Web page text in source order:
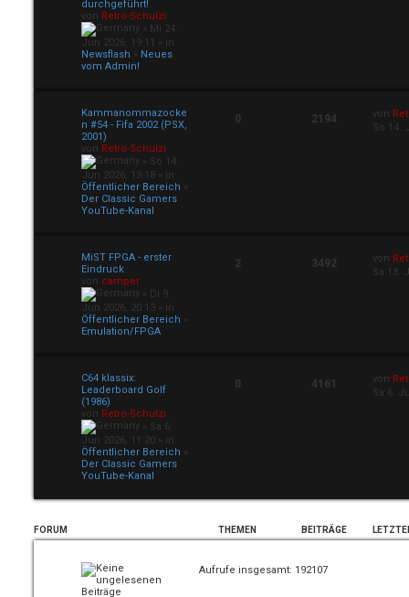
durchgeführt!
von Retro-Schulzi
» Mi 24.
Jun 2026, 19:11 » in
Newsflash
Neues
vom Admin!
Kammanommazocke
n #54 - Fifa 2002 (PSX,
2001)
von Retro-Schulzi
» So 14.
Jun 2026, 13:18 » in
Öffentlicher Bereich
Der Classic Gamers
YouTube-Kanal
0 2194 von
So 14.
MiST FPGA - erster
Eindruck
von camper
» Di 9.
Jun 2026, 20:13 » in
Öffentlicher Bereich
Emulation/FPGA
2 3492 von
Sa 13.
C64 klassix:
Leaderboard Golf
(1986)
von Retro-Schulzi
» Sa 6.
Jun 2026, 11:20 » in
Öffentlicher Bereich
Der Classic Gamers
YouTube-Kanal
0 4161 von
Sa 6.
FORUM THEMEN BEITRÄGE
Aufrufe insgesamt: 192107